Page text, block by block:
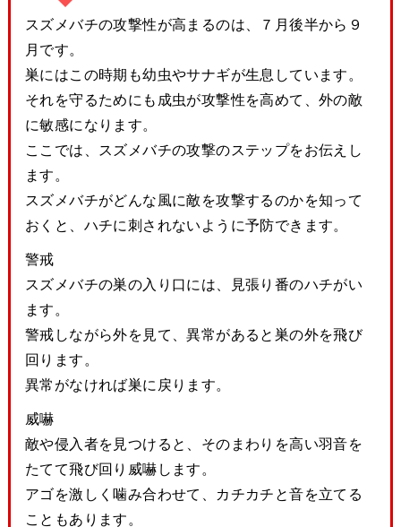
スズメバチの攻撃性が高まるのは、７月後半から９
月です。
巣にはこの時期も幼虫やサナギが生息しています。
それを守るためにも成虫が攻撃性を高めて、外の敵
に敏感になります。
ここでは、スズメバチの攻撃のステップをお伝えし
ます。
スズメバチがどんな風に敵を攻撃するのかを知って
おくと、ハチに刺されないように予防できます。
警戒
スズメバチの巣の入り口には、見張り番のハチがい
ます。
警戒しながら外を見て、異常があると巣の外を飛び
回ります。
異常がなければ巣に戻ります。
威嚇
敵や侵入者を見つけると、そのまわりを高い羽音を
たてて飛び回り威嚇します。
アゴを激しく噛み合わせて、カチカチと音を立てる
こともあります。